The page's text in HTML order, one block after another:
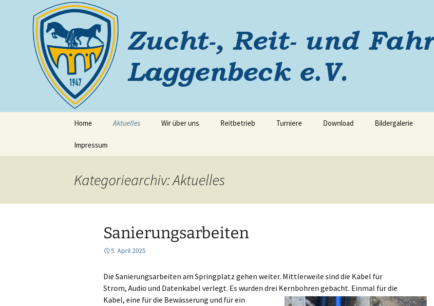
Reiterverein Laggenbeck
Home Aktuelles Wir über uns Reitbetrieb Turniere Download Bildergalerie
Impressum
Kategoriearchiv: Aktuelles
Sanierungsarbeiten
5. April 2025
Die Sanierungsarbeiten am Springplatz gehen weiter. Mittlerweile sind die Kabel für
Strom, Audio und Datenkabel verlegt. Es wurden drei Kernbohren gebacht. Einmal für die
Kabel, eine für die Bewässerung und für ein